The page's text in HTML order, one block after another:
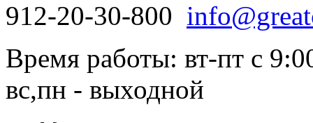
912-20-30-800
Время работы: вт-пт с
вс,пн - выходной